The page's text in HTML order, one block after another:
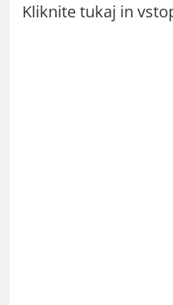
Kliknite tukaj in